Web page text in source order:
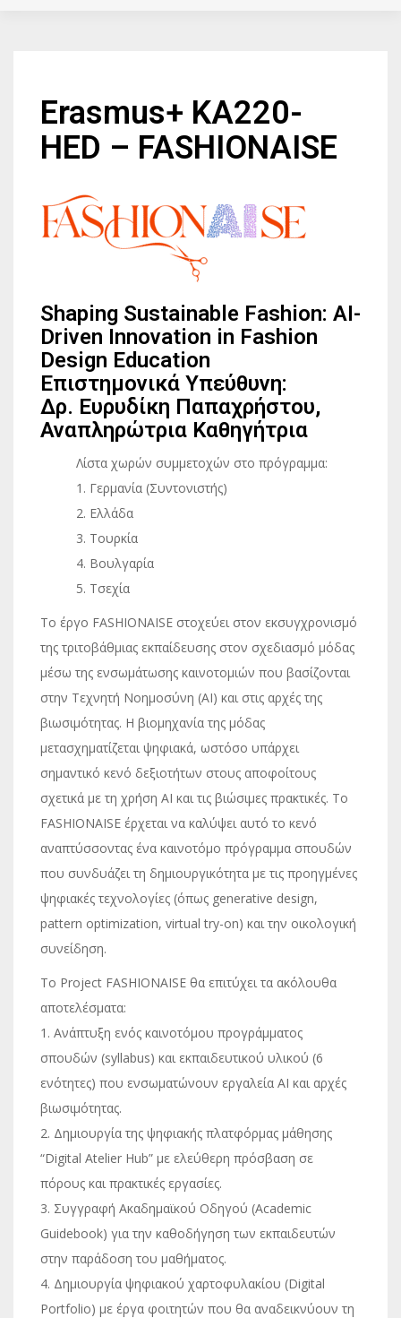
Erasmus+ KA220-
HED – FASHIONAISE
Shaping Sustainable Fashion: AI-
Driven Innovation in Fashion
Design Education
Επιστημoνικά Υπεύθυνη:
Δρ. Ευρυδίκη Παπαχρήστου,
Αναπληρώτρια Καθηγήτρια
Λίστα χωρών συμμετοχών στο πρόγραμμα:
1. Γερμανία (Συντονιστής)
2. Ελλάδα
3. Τουρκία
4. Βουλγαρία
5. Τσεχία
Το έργο FASHIONAISE στοχεύει στον εκσυγχρονισμό
της τριτοβάθμιας εκπαίδευσης στον σχεδιασμό μόδας
μέσω της ενσωμάτωσης καινοτομιών που βασίζονται
στην Τεχνητή Νοημοσύνη (AI) και στις αρχές της
βιωσιμότητας. Η βιομηχανία της μόδας
μετασχηματίζεται ψηφιακά, ωστόσο υπάρχει
σημαντικό κενό δεξιοτήτων στους αποφοίτους
σχετικά με τη χρήση AI και τις βιώσιμες πρακτικές. Το
FASHIONAISE έρχεται να καλύψει αυτό το κενό
αναπτύσσοντας ένα καινοτόμο πρόγραμμα σπουδών
που συνδυάζει τη δημιουργικότητα με τις προηγμένες
ψηφιακές τεχνολογίες (όπως generative design,
pattern optimization, virtual try-on) και την οικολογική
συνείδηση.
Το Project FASHIONAISE θα επιτύχει τα ακόλουθα
αποτελέσματα:
1. Ανάπτυξη ενός καινοτόμου προγράμματος
σπουδών (syllabus) και εκπαιδευτικού υλικού (6
ενότητες) που ενσωματώνουν εργαλεία AI και αρχές
βιωσιμότητας.
2. Δημιουργία της ψηφιακής πλατφόρμας μάθησης
“Digital Atelier Hub” με ελεύθερη πρόσβαση σε
πόρους και πρακτικές εργασίες.
3. Συγγραφή Ακαδημαϊκού Οδηγού (Academic
Guidebook) για την καθοδήγηση των εκπαιδευτών
στην παράδοση του μαθήματος.
4. Δημιουργία ψηφιακού χαρτοφυλακίου (Digital
Portfolio) με έργα φοιτητών που θα αναδεικνύουν τη